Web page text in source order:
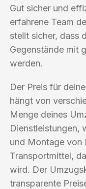
Gut sicher und
erfahrene Team
stellt sicher, dass
Gegenstände mit
werden.
Der Preis für
hängt von
Menge deines
Dienstleistungen,
und Montage von
Transportmittel,
wird. Der
transparente